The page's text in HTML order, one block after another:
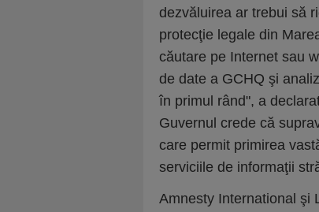
dezvăluirea ar trebui să
protecţie legale din
căutare pe Internet sau
de date a GCHQ şi
în primul rând", a
Guvernul crede că
care permit primirea
serviciile de informaţii
Amnesty International şi